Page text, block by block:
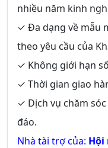
nhiều năm kinh
✓ Đa dạng về mẫu
theo yêu cầu của
✓ Không giới hạn
✓ Thời gian giao
✓ Dịch vụ chăm
đáo.
Nhà tài trợ của: Hội